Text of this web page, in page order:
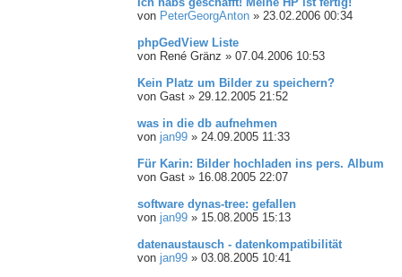
von PeterGeorgAnton » 23.02.2006 00:34
phpGedView Liste
von René Gränz » 07.04.2006 10:53
Kein Platz um Bilder zu speichern?
von Gast » 29.12.2005 21:52
was in die db aufnehmen
von jan99 » 24.09.2005 11:33
Für Karin: Bilder hochladen ins pers. Album
von Gast » 16.08.2005 22:07
software dynas-tree: gefallen
von jan99 » 15.08.2005 15:13
datenaustausch - datenkompatibilität
von jan99 » 03.08.2005 10:41